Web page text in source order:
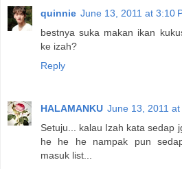
quinnie June 13, 2011 at 3:10
bestnya suka makan ikan
ke izah?
Reply
HALAMANKU June 13, 2011 at
Setuju... kalau Izah kata sedap
he he he nampak pun
masuk list...